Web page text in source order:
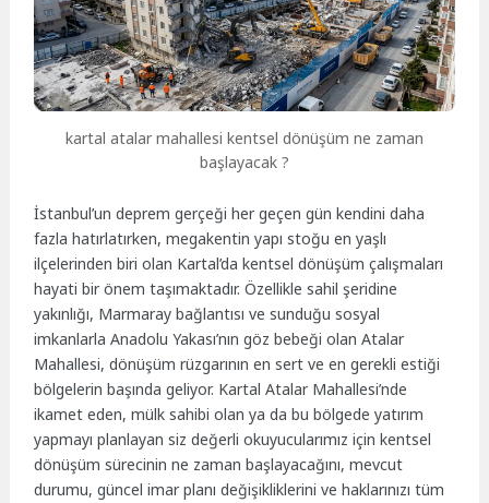
kartal atalar mahallesi kentsel dönüşüm ne zaman
başlayacak ?
İstanbul’un deprem gerçeği her geçen gün kendini daha
fazla hatırlatırken, megakentin yapı stoğu en yaşlı
ilçelerinden biri olan Kartal’da kentsel dönüşüm çalışmaları
hayati bir önem taşımaktadır. Özellikle sahil şeridine
yakınlığı, Marmaray bağlantısı ve sunduğu sosyal
imkanlarla Anadolu Yakası’nın göz bebeği olan Atalar
Mahallesi, dönüşüm rüzgarının en sert ve en gerekli estiği
bölgelerin başında geliyor. Kartal Atalar Mahallesi’nde
ikamet eden, mülk sahibi olan ya da bu bölgede yatırım
yapmayı planlayan siz değerli okuyucularımız için kentsel
dönüşüm sürecinin ne zaman başlayacağını, mevcut
durumu, güncel imar planı değişikliklerini ve haklarınızı tüm